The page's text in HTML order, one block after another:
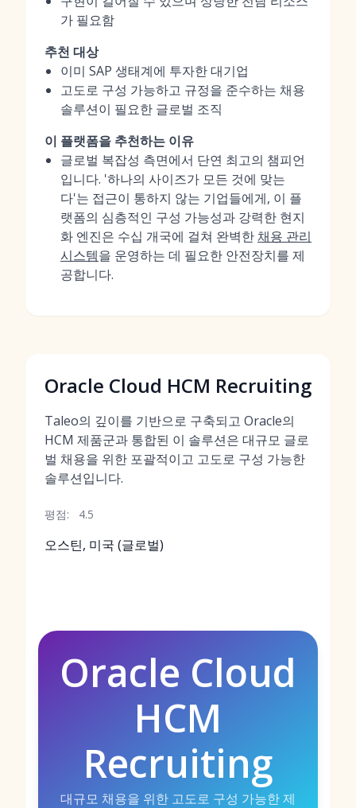
가 필요함
추천 대상
이미 SAP 생태계에 투자한 대기업
고도로 구성 가능하고 규정을 준수하는 채용
솔루션이 필요한 글로벌 조직
이 플랫폼을 추천하는 이유
글로벌 복잡성 측면에서 단연 최고의 챔피언
입니다. '하나의 사이즈가 모든 것에 맞는
다'는 접근이 통하지 않는 기업들에게, 이 플
랫폼의 심층적인 구성 가능성과 강력한 현지
화 엔진은 수십 개국에 걸쳐 완벽한채용 관리
시스템을 운영하는 데 필요한 안전장치를 제
공합니다.
Oracle Cloud HCM Recruiting
Taleo의 깊이를 기반으로 구축되고 Oracle의
HCM 제품군과 통합된 이 솔루션은 대규모 글로
벌 채용을 위한 포괄적이고 고도로 구성 가능한
솔루션입니다.
평점: 4.5
오스틴, 미국 (글로벌)
Oracle Cloud
HCM
Recruiting
대규모 채용을 위한 고도로 구성 가능한 제